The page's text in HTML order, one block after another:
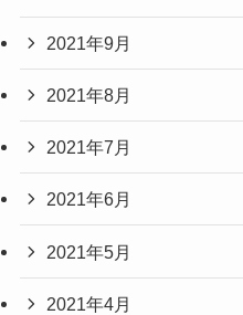
2021年9月
2021年8月
2021年7月
2021年6月
2021年5月
2021年4月